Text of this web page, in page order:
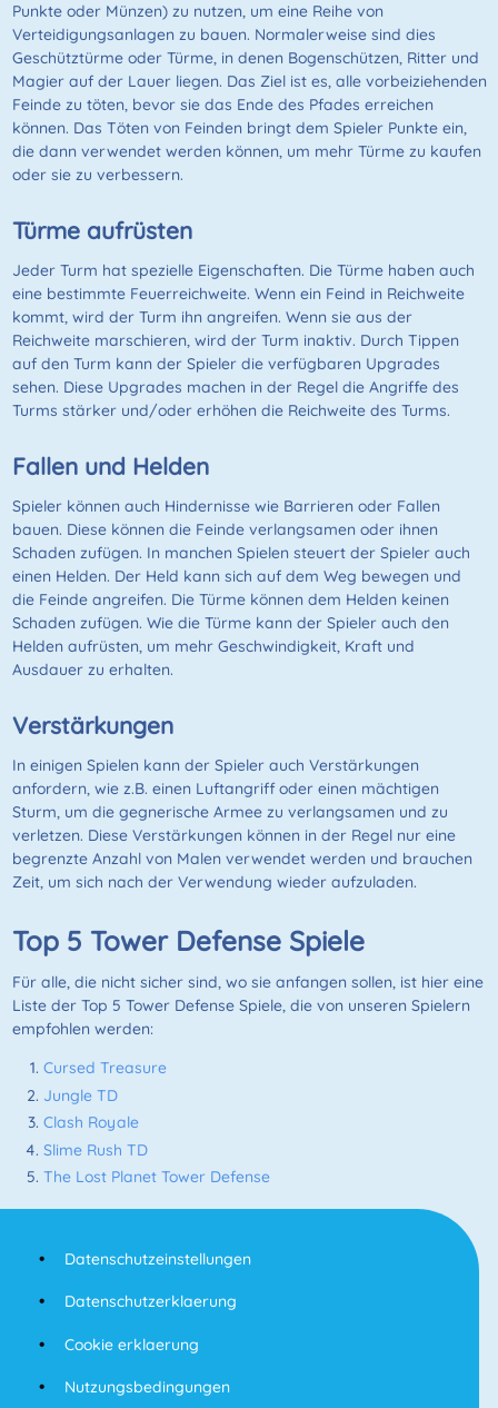
Punkte oder Münzen) zu nutzen, um eine Reihe von
Verteidigungsanlagen zu bauen. Normalerweise sind dies
Geschütztürme oder Türme, in denen Bogenschützen, Ritter und
Magier auf der Lauer liegen. Das Ziel ist es, alle vorbeiziehenden
Feinde zu töten, bevor sie das Ende des Pfades erreichen
können. Das Töten von Feinden bringt dem Spieler Punkte ein,
die dann verwendet werden können, um mehr Türme zu kaufen
oder sie zu verbessern.
Türme aufrüsten
Jeder Turm hat spezielle Eigenschaften. Die Türme haben auch
eine bestimmte Feuerreichweite. Wenn ein Feind in Reichweite
kommt, wird der Turm ihn angreifen. Wenn sie aus der
Reichweite marschieren, wird der Turm inaktiv. Durch Tippen
auf den Turm kann der Spieler die verfügbaren Upgrades
sehen. Diese Upgrades machen in der Regel die Angriffe des
Turms stärker und/oder erhöhen die Reichweite des Turms.
Fallen und Helden
Spieler können auch Hindernisse wie Barrieren oder Fallen
bauen. Diese können die Feinde verlangsamen oder ihnen
Schaden zufügen. In manchen Spielen steuert der Spieler auch
einen Helden. Der Held kann sich auf dem Weg bewegen und
die Feinde angreifen. Die Türme können dem Helden keinen
Schaden zufügen. Wie die Türme kann der Spieler auch den
Helden aufrüsten, um mehr Geschwindigkeit, Kraft und
Ausdauer zu erhalten.
Verstärkungen
In einigen Spielen kann der Spieler auch Verstärkungen
anfordern, wie z.B. einen Luftangriff oder einen mächtigen
Sturm, um die gegnerische Armee zu verlangsamen und zu
verletzen. Diese Verstärkungen können in der Regel nur eine
begrenzte Anzahl von Malen verwendet werden und brauchen
Zeit, um sich nach der Verwendung wieder aufzuladen.
Top 5 Tower Defense Spiele
Für alle, die nicht sicher sind, wo sie anfangen sollen, ist hier eine
Liste der Top 5 Tower Defense Spiele, die von unseren Spielern
empfohlen werden:
Cursed Treasure
Jungle TD
Clash Royale
Slime Rush TD
The Lost Planet Tower Defense
Datenschutzeinstellungen
Datenschutzerklaerung
Cookie erklaerung
Nutzungsbedingungen